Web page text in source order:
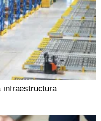
infraestructura